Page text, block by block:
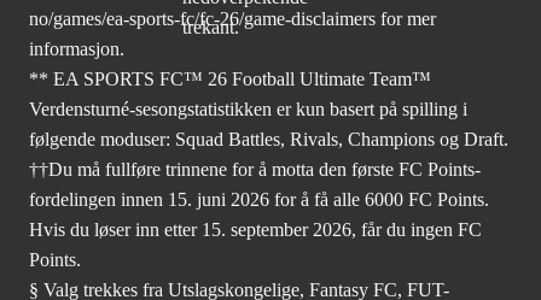
no/games/ea-sports-fc/fc-26/game-disclaimers for mer
informasjon.
** EA SPORTS FC™ 26 Football Ultimate Team™
Verdensturné-sesongstatistikken er kun basert på spilling i
følgende moduser: Squad Battles, Rivals, Champions og Draft.
††Du må fullføre trinnene for å motta den første FC Points-
fordelingen innen 15. juni 2026 for å få alle 6000 FC Points.
Hvis du løser inn etter 15. september 2026, får du ingen FC
Points.
§ Valg trekkes fra Utslagskongelige, Fantasy FC, FUT-